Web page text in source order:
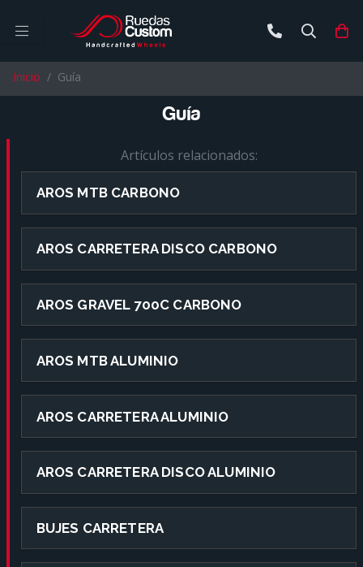
Buscar
Inicio Guía
Guía
Artículos relacionados:
AROS MTB CARBONO
AROS CARRETERA DISCO CARBONO
AROS GRAVEL 700C CARBONO
AROS MTB ALUMINIO
AROS CARRETERA ALUMINIO
AROS CARRETERA DISCO ALUMINIO
BUJES CARRETERA